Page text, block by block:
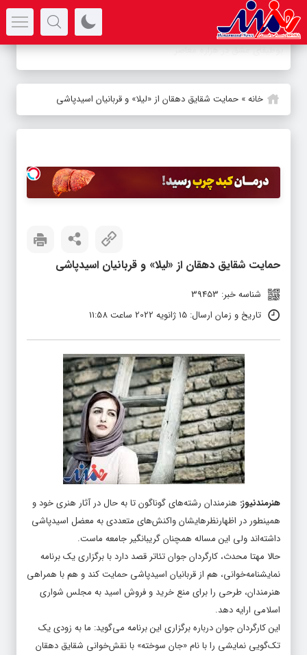
-
خانه» حمایت شقایق دهقان از «لیلا» و قربانیان اسیدپاشی
حمایت شقایق دهقان از «لیلا» و قربانیان اسیدپاشی
شناسه خبر: 39453
تاریخ و زمان ارسال: 15 ژانویه 2022 ساعت 11:58
هنرمندنیوز: هنرمندان رشته‌های گوناگون تا به حال در آثار هنری خود و
همینطور در اظهارنظرهایشان واکنش‌های متعددی به معضل اسیدپاشی
داشته‌اند ولی این مساله همچنان گریبانگیر جامعه ماست.
حالا مهتا محدث، کارگردان جوان تئاتر قصد دارد با برگزاری یک برنامه
نمایشنامه‌خوانی، هم از قربانیان اسیدپاشی حمایت کند و هم با همراهی
هنرمندان، طرحی را برای منع خرید و فروش اسید به مجلس شواری
اسلامی ارایه دهد.
این کارگردان جوان درباره برگزاری این برنامه می‌گوید: ما به زودی یک
تک‌گویی نمایشی را با نام «جان سوخته» با نقش‌خوانی شقایق دهقان